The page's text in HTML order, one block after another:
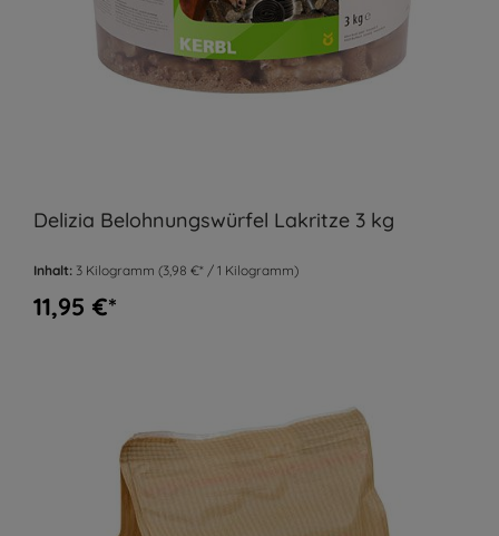
Delizia Belohnungswürfel Lakritze 3 kg
Inhalt: 3 Kilogramm (3,98 €* / 1 Kilogramm)
11,95 €*